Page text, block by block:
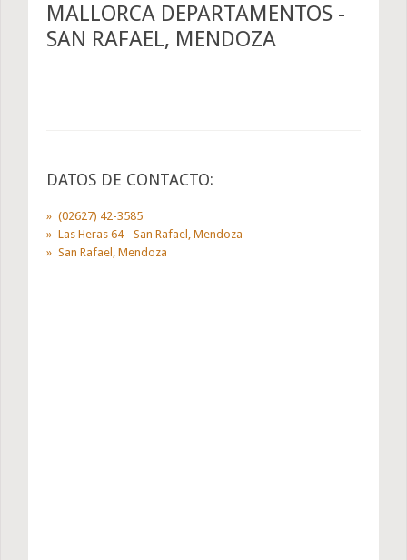
MALLORCA DEPARTAMENTOS -
SAN RAFAEL, MENDOZA
DATOS DE CONTACTO:
(02627) 42-3585
Las Heras 64 - San Rafael, Mendoza
San Rafael, Mendoza